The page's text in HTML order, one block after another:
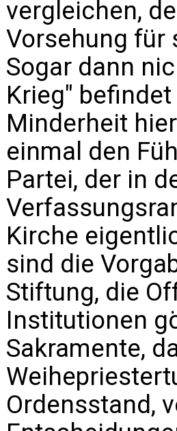
vergleichen,
Vorsehung für
Sogar dann
Krieg"
Minderheit
einmal den
Partei, der in
Kirche
sind die
Stiftung, die
Institutionen
Sakramente,
Ordensstand,